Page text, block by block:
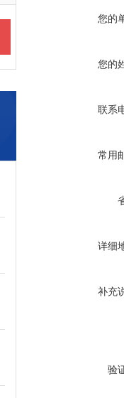
您的
您的
联系
常用
详细
补充
验